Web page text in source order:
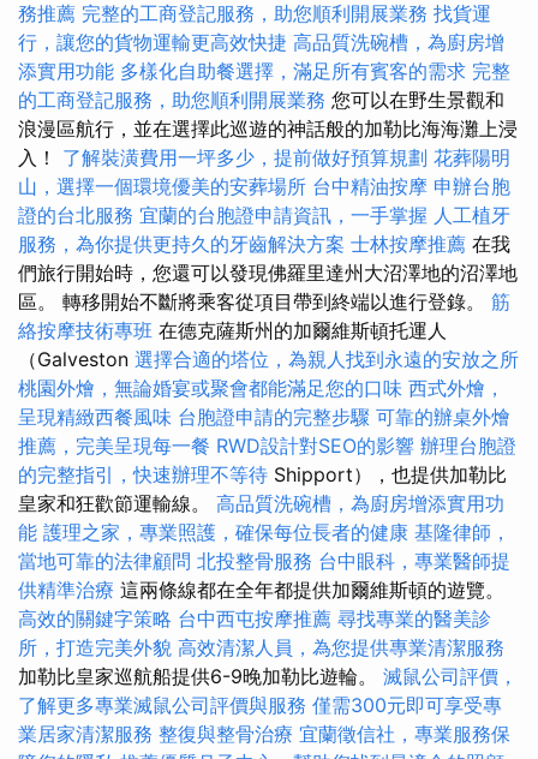
務推薦 完整的工商登記服務，助您順利開展業務 找貨運
行，讓您的貨物運輸更高效快捷 高品質洗碗槽，為廚房增
添實用功能 多樣化自助餐選擇，滿足所有賓客的需求 完整
的工商登記服務，助您順利開展業務 您可以在野生景觀和
浪漫區航行，並在選擇此巡遊的神話般的加勒比海海灘上浸
入！ 了解裝潢費用一坪多少，提前做好預算規劃 花葬陽明
山，選擇一個環境優美的安葬場所 台中精油按摩 申辦台胞
證的台北服務 宜蘭的台胞證申請資訊，一手掌握 人工植牙
服務，為你提供更持久的牙齒解決方案 士林按摩推薦 在我
們旅行開始時，您還可以發現佛羅里達州大沼澤地的沼澤地
區。 轉移開始不斷將乘客從項目帶到終端以進行登錄。 筋
絡按摩技術專班 在德克薩斯州的加爾維斯頓托運人
（Galveston 選擇合適的塔位，為親人找到永遠的安放之所
桃園外燴，無論婚宴或聚會都能滿足您的口味 西式外燴，
呈現精緻西餐風味 台胞證申請的完整步驟 可靠的辦桌外燴
推薦，完美呈現每一餐 RWD設計對SEO的影響 辦理台胞證
的完整指引，快速辦理不等待 Shipport），也提供加勒比
皇家和狂歡節運輸線。 高品質洗碗槽，為廚房增添實用功
能 護理之家，專業照護，確保每位長者的健康 基隆律師，
當地可靠的法律顧問 北投整骨服務 台中眼科，專業醫師提
供精準治療 這兩條線都在全年都提供加爾維斯頓的遊覽。
高效的關鍵字策略 台中西屯按摩推薦 尋找專業的醫美診
所，打造完美外貌 高效清潔人員，為您提供專業清潔服務
加勒比皇家巡航船提供6-9晚加勒比遊輪。 滅鼠公司評價，
了解更多專業滅鼠公司評價與服務 僅需300元即可享受專
業居家清潔服務 整復與整骨治療 宜蘭徵信社，專業服務保